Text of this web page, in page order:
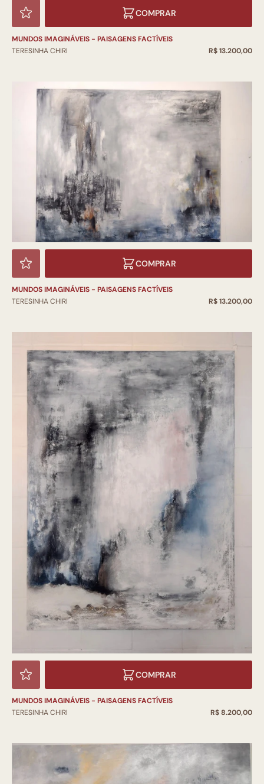
COMPRAR
MUNDOS IMAGINÁVEIS - PAISAGENS FACTÍVEIS
TERESINHA CHIRI
R$ 13.200,00
COMPRAR
MUNDOS IMAGINÁVEIS - PAISAGENS FACTÍVEIS
TERESINHA CHIRI
R$ 13.200,00
COMPRAR
MUNDOS IMAGINÁVEIS - PAISAGENS FACTÍVEIS
TERESINHA CHIRI
R$ 8.200,00